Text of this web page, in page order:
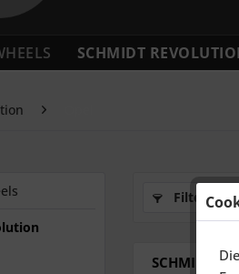
SCHMIDT
Filtern
SCHMIDT